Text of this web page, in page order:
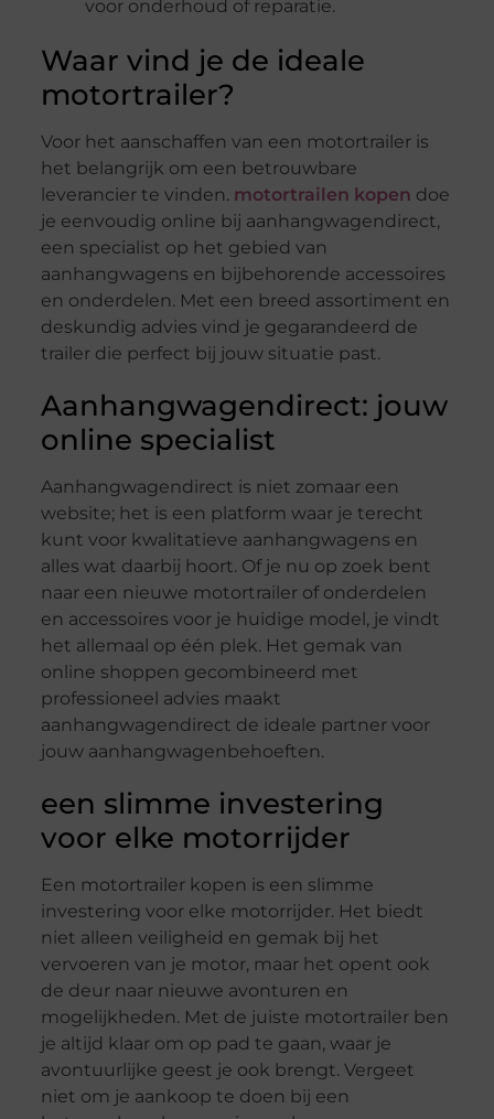
voor onderhoud of reparatie.
Waar vind je de ideale
motortrailer?
Voor het aanschaffen van een motortrailer is
het belangrijk om een betrouwbare
leverancier te vinden. motortrailen kopen doe
je eenvoudig online bij aanhangwagendirect,
een specialist op het gebied van
aanhangwagens en bijbehorende accessoires
en onderdelen. Met een breed assortiment en
deskundig advies vind je gegarandeerd de
trailer die perfect bij jouw situatie past.
Aanhangwagendirect: jouw
online specialist
Aanhangwagendirect is niet zomaar een
website; het is een platform waar je terecht
kunt voor kwalitatieve aanhangwagens en
alles wat daarbij hoort. Of je nu op zoek bent
naar een nieuwe motortrailer of onderdelen
en accessoires voor je huidige model, je vindt
het allemaal op één plek. Het gemak van
online shoppen gecombineerd met
professioneel advies maakt
aanhangwagendirect de ideale partner voor
jouw aanhangwagenbehoeften.
een slimme investering
voor elke motorrijder
Een motortrailer kopen is een slimme
investering voor elke motorrijder. Het biedt
niet alleen veiligheid en gemak bij het
vervoeren van je motor, maar het opent ook
de deur naar nieuwe avonturen en
mogelijkheden. Met de juiste motortrailer ben
je altijd klaar om op pad te gaan, waar je
avontuurlijke geest je ook brengt. Vergeet
niet om je aankoop te doen bij een